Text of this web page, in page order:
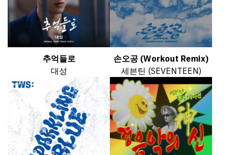
추억들로
대성
손오공 (Workout Remix)
세븐틴 (SEVENTEEN)